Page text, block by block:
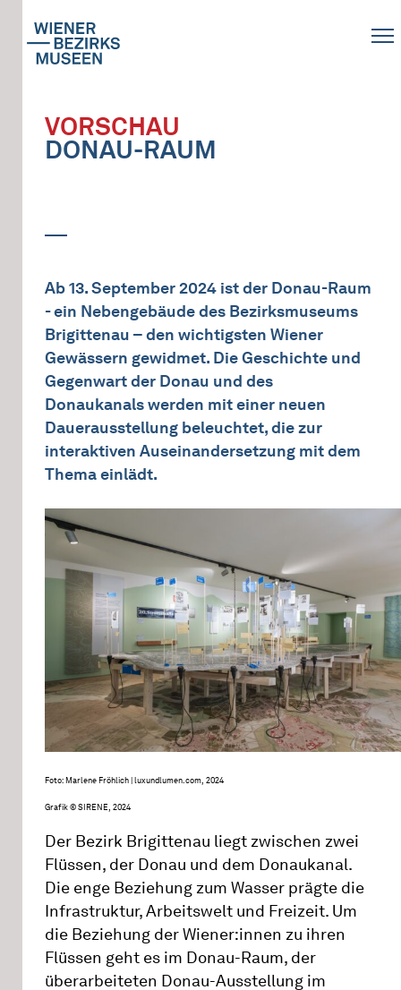
VORSCHAU
DONAU-RAUM
Ab 13. September 2024 ist der Donau-Raum
- ein Nebengebäude des Bezirksmuseums
Brigittenau – den wichtigsten Wiener
Gewässern gewidmet. Die Geschichte und
Gegenwart der Donau und des
Donaukanals werden mit einer neuen
Dauerausstellung beleuchtet, die zur
interaktiven Auseinandersetzung mit dem
Thema einlädt.
Foto: Marlene Fröhlich | luxundlumen.com, 2024
Grafik © SIRENE, 2024
Der Bezirk Brigittenau liegt zwischen zwei
Flüssen, der Donau und dem Donaukanal.
Die enge Beziehung zum Wasser prägte die
Infrastruktur, Arbeitswelt und Freizeit. Um
die Beziehung der Wiener:innen zu ihren
Flüssen geht es im Donau-Raum, der
überarbeiteten Donau-Ausstellung im